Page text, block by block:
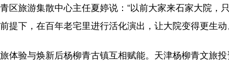
旅游集散中心主任夏婷说：“以前大家来石家大院，
提下，在百年老宅里进行活化演出，让大院变得更生动
验与焕新后杨柳青古镇互相赋能。天津杨柳青文旅投